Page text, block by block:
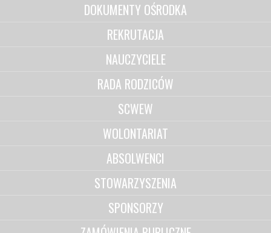
DOKUMENTY OŚRODKA
REKRUTACJA
NAUCZYCIELE
RADA RODZICÓW
SCWEW
WOLONTARIAT
ABSOLWENCI
STOWARZYSZENIA
SPONSORZY